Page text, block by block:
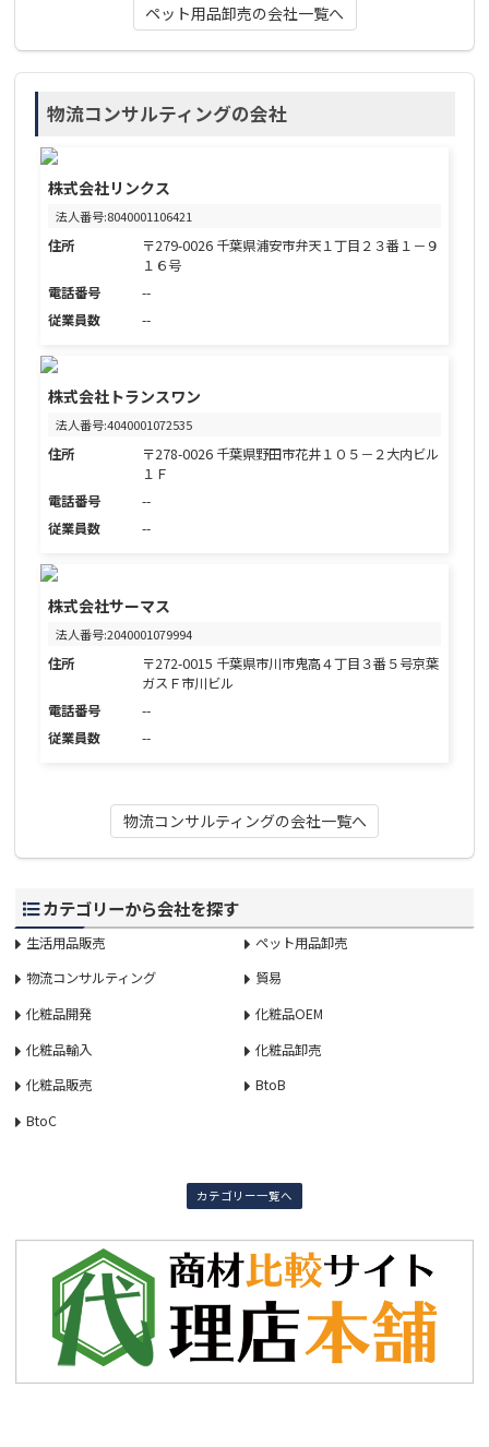
ペット用品卸売の会社一覧へ
物流コンサルティングの会社
株式会社リンクス
法人番号:8040001106421
住所
〒279-0026 千葉県浦安市弁天１丁目２３番１－９
１６号
電話番号
--
従業員数
--
株式会社トランスワン
法人番号:4040001072535
住所
〒278-0026 千葉県野田市花井１０５－２大内ビル
１Ｆ
電話番号
--
従業員数
--
株式会社サーマス
法人番号:2040001079994
住所
〒272-0015 千葉県市川市鬼高４丁目３番５号京葉
ガスＦ市川ビル
電話番号
--
従業員数
--
物流コンサルティングの会社一覧へ
カテゴリーから会社を探す
生活用品販売
ペット用品卸売
物流コンサルティング
貿易
化粧品開発
化粧品OEM
化粧品輸入
化粧品卸売
化粧品販売
BtoB
BtoC
カテゴリー一覧へ